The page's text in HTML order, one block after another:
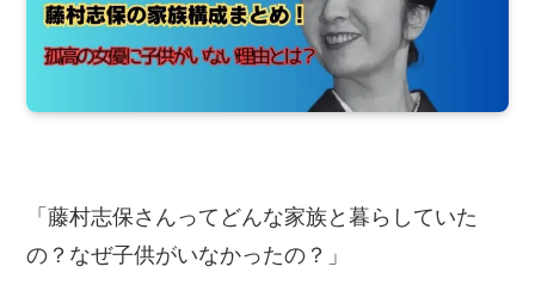
「藤村志保さんってどんな家族と暮らしていた
の？なぜ子供がいなかったの？」